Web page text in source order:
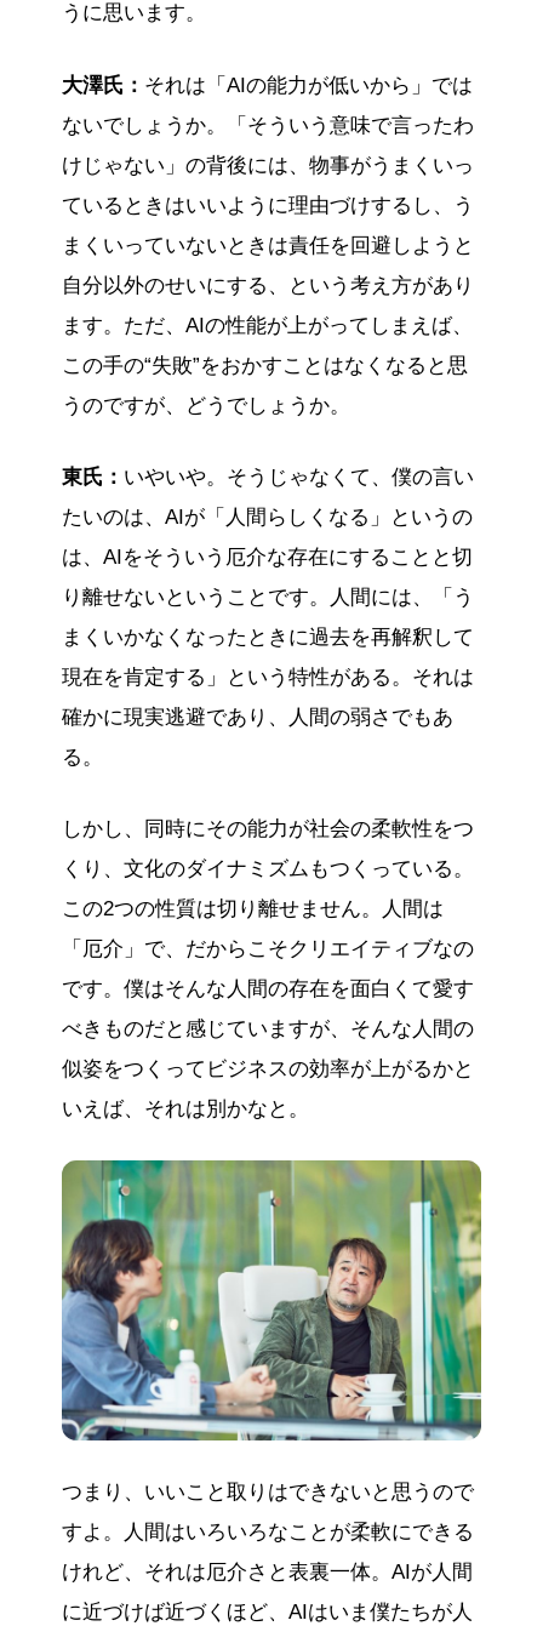
うに思います。
大澤氏： それは「AIの能力が低いから」では
ないでしょうか。「そういう意味で言ったわ
けじゃない」の背後には、物事がうまくいっ
ているときはいいように理由づけするし、う
まくいっていないときは責任を回避しようと
自分以外のせいにする、という考え方があり
ます。ただ、AIの性能が上がってしまえば、
この手の“失敗”をおかすことはなくなると思
うのですが、どうでしょうか。
東氏： いやいや。そうじゃなくて、僕の言い
たいのは、AIが「人間らしくなる」というの
は、AIをそういう厄介な存在にすることと切
り離せないということです。人間には、「う
まくいかなくなったときに過去を再解釈して
現在を肯定する」という特性がある。それは
確かに現実逃避であり、人間の弱さでもあ
る。
しかし、同時にその能力が社会の柔軟性をつ
くり、文化のダイナミズムもつくっている。
この2つの性質は切り離せません。人間は
「厄介」で、だからこそクリエイティブなの
です。僕はそんな人間の存在を面白くて愛す
べきものだと感じていますが、そんな人間の
似姿をつくってビジネスの効率が上がるかと
いえば、それは別かなと。
つまり、いいこと取りはできないと思うので
すよ。人間はいろいろなことが柔軟にできる
けれど、それは厄介さと表裏一体。AIが人間
に近づけば近づくほど、AIはいま僕たちが人